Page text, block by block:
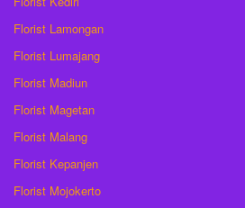
Florist Lamongan
Florist Lumajang
Florist Madiun
Florist Magetan
Florist Malang
Florist Kepanjen
Florist Mojokerto